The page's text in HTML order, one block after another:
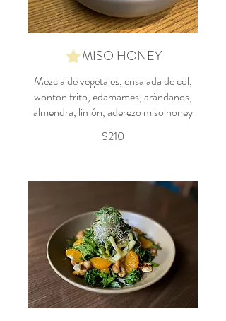
MISO HONEY
Mezcla de vegetales, ensalada de col,
wonton frito, edamames, arándanos,
almendra, limón, aderezo miso honey
$210